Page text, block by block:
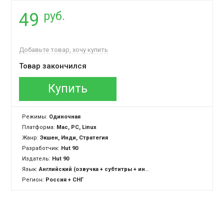
49 руб.
Добавьте товар, хочу купить
Товар закончился
Купить
Режимы: Одиночная
Платформа: Mac, PC, Linux
Жанр:Экшен, Инди, Стратегия
Разработчик: Hut 90
Издатель: Hut 90
Язык:Английский (озвучка + субтитры + интерфейс)
Регион: Россия + СНГ